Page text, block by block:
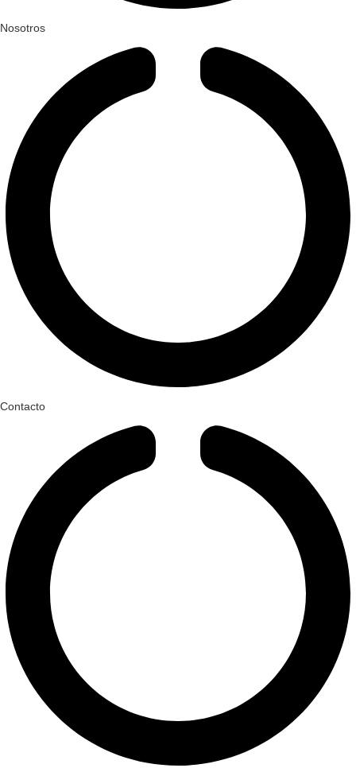
Nosotros
Contacto